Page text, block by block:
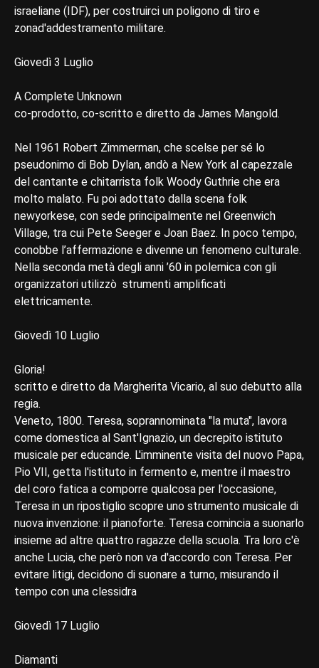
israeliane (IDF), per costruirci un poligono di tiro e
zonad'addestramento militare.
Giovedì 3 Luglio
A Complete Unknown
co-prodotto, co-scritto e diretto da James Mangold.
Nel 1961 Robert Zimmerman, che scelse per sé lo
pseudonimo di Bob Dylan, andò a New York al capezzale
del cantante e chitarrista folk Woody Guthrie che era
molto malato. Fu poi adottato dalla scena folk
newyorkese, con sede principalmente nel Greenwich
Village, tra cui Pete Seeger e Joan Baez. In poco tempo,
conobbe l’affermazione e divenne un fenomeno culturale.
Nella seconda metà degli anni ’60 in polemica con gli
organizzatori utilizzò strumenti amplificati
elettricamente.
Giovedì 10 Luglio
Gloria!
scritto e diretto da Margherita Vicario, al suo debutto alla
regia.
Veneto, 1800. Teresa, soprannominata "la muta", lavora
come domestica al Sant'Ignazio, un decrepito istituto
musicale per educande. L'imminente visita del nuovo Papa,
Pio VII, getta l'istituto in fermento e, mentre il maestro
del coro fatica a comporre qualcosa per l'occasione,
Teresa in un ripostiglio scopre uno strumento musicale di
nuova invenzione: il pianoforte. Teresa comincia a suonarlo
insieme ad altre quattro ragazze della scuola. Tra loro c'è
anche Lucia, che però non va d'accordo con Teresa. Per
evitare litigi, decidono di suonare a turno, misurando il
tempo con una clessidra
Giovedì 17 Luglio
Diamanti